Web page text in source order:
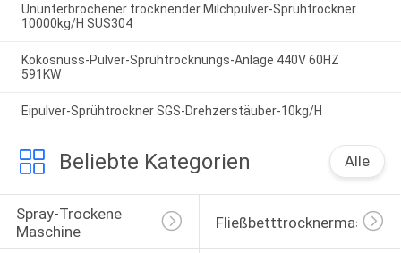
Ununterbrochener trocknender Milchpulver-Sprühtrockner
10000kg/H SUS304
Kokosnuss-Pulver-Sprühtrocknungs-Anlage 440V 60HZ
591KW
Eipulver-Sprühtrockner SGS-Drehzerstäuber-10kg/H
Beliebte Kategorien Alle
Spray-Trockene
Maschine
Fließbetttrocknermaschine